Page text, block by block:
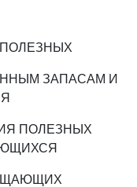
ЗАПАСАМ И
ПОЛЕЗНЫХ